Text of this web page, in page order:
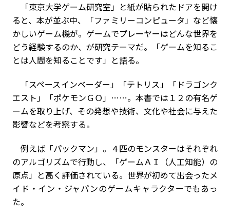
「東京大学ゲーム研究室」と紙が貼られたドアを開け
ると、本が並ぶ中、「ファミリーコンピュータ」など懐
かしいゲーム機が。ゲームでプレーヤーはどんな世界を
どう経験するのか、が研究テーマだ。「ゲームを知るこ
とは人間を知ることです」と語る。
「スペースインベーダー」「テトリス」「ドラゴンク
エスト」「ポケモンＧＯ」……。本書では１２の有名ゲ
ームを取り上げ、その発想や技術、文化や社会に与えた
影響などを考察する。
例えば「パックマン」。４匹のモンスターはそれぞれ
のアルゴリズムで行動し、「ゲームＡＩ（人工知能）の
原点」と高く評価されている。世界が初めて出会ったメ
イド・イン・ジャパンのゲームキャラクターでもあっ
た。